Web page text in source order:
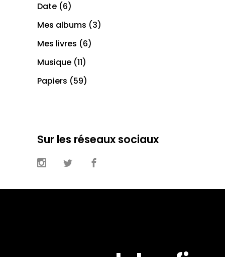
Date (6)
Mes albums (3)
Mes livres (6)
Musique (11)
Papiers (59)
Sur les réseaux sociaux